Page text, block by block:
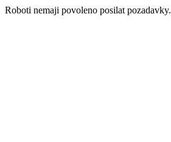
Roboti nemaji povoleno posilat pozadavky.